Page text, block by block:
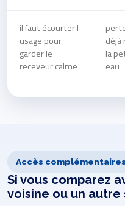
il faut écourter l
usage pour
garder le
receveur calme
déjà
la
eau
Accès complémentaires
Si vous comparez
voisine ou un autre